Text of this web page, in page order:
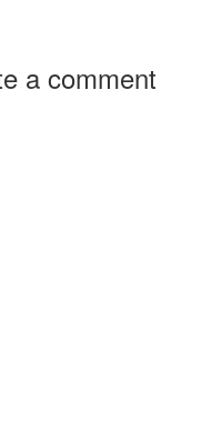
a comment